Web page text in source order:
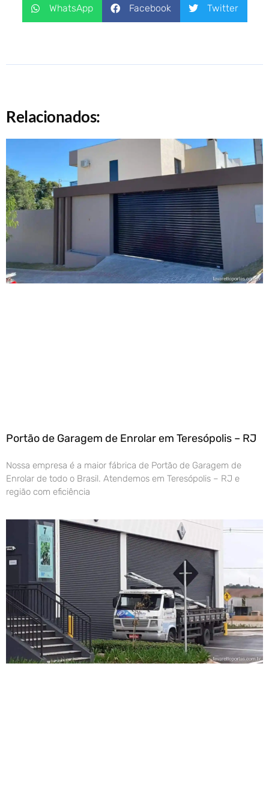
WhatsApp Facebook Twitter
Relacionados:
Portão de Garagem de Enrolar em Teresópolis – RJ
Nossa empresa é a maior fábrica de Portão de Garagem de
Enrolar de todo o Brasil. Atendemos em Teresópolis – RJ e
região com eficiência